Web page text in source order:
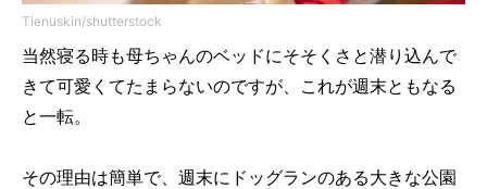
Tienuskin/shutterstock
当然寝る時も母ちゃんのベッドにそそくさと潜り込んで
きて可愛くてたまらないのですが、これが週末ともなる
と一転。
その理由は簡単で、週末にドッグランのある大きな公園